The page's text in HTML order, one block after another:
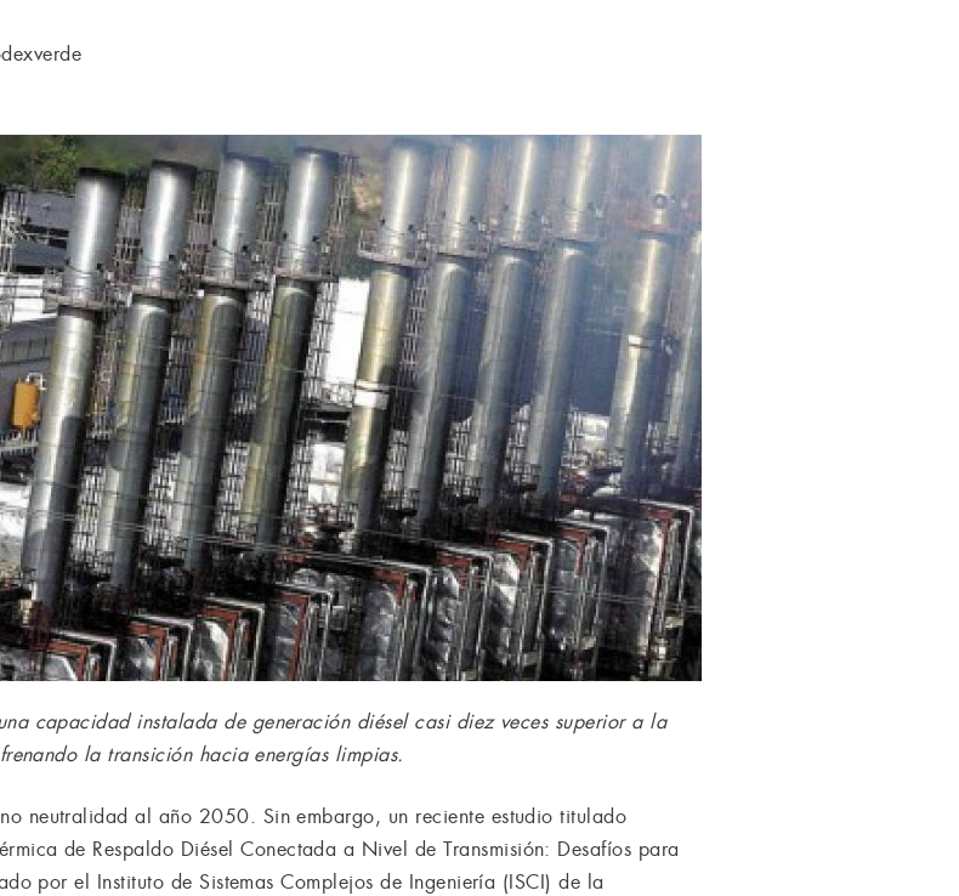
capacidad instalada de generación diésel casi diez veces superior a la
la transición hacia energías limpias.
neutralidad al año 2050. Sin embargo, un reciente estudio titulado
de Respaldo Diésel Conectada a Nivel de Transmisión: Desafíos para
por el Instituto de Sistemas Complejos de Ingeniería (ISCI) de la